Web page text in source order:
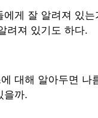
에게 잘 알려져 있
려져 있기도 하다.
대해 알아두면 나
을까.